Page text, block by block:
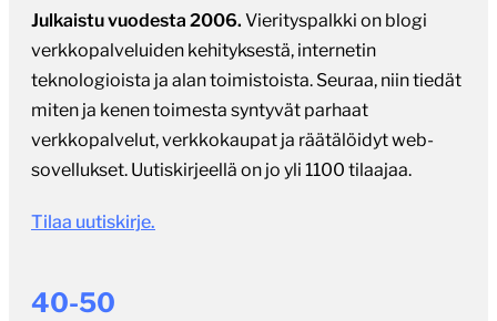
Julkaistu vuodesta 2006. Vierityspalkki on blogi
verkkopalveluiden kehityksestä, internetin
teknologioista ja alan toimistoista. Seuraa, niin tiedät
miten ja kenen toimesta syntyvät parhaat
verkkopalvelut, verkkokaupat ja räätälöidyt web-
sovellukset. Uutiskirjeellä on jo yli 1100 tilaajaa.
Tilaa uutiskirje.
40-50